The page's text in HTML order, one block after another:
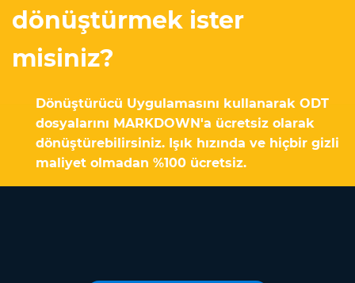
dönüştürmek ister
misiniz?
Dönüştürücü Uygulamasını kullanarak ODT
dosyalarını MARKDOWN'a ücretsiz olarak
dönüştürebilirsiniz. Işık hızında ve hiçbir gizli
maliyet olmadan %100 ücretsiz.